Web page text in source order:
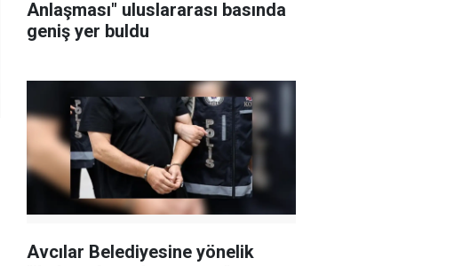
Anlaşması" uluslararası basında
geniş yer buldu
Avcılar Belediyesine yönelik